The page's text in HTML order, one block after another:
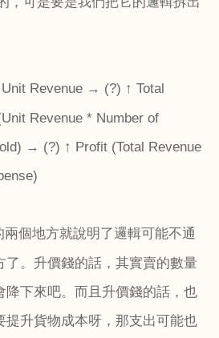
Unit Revenue → (?) ↑ Total
Revenue * Number of
→ (?) ↑ Profit (Total Revenue
兩個地方就說明了邏輯可能不通
了。升價錢的話，其實賣的數量
降下來吧。而且升價錢的話，也
提升貨物成本呀，那支出可能也